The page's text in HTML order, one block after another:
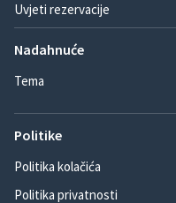
Uvjeti rezervacije
Nadahnuće
Tema
Politike
Politika kolačića
Politika privatnosti